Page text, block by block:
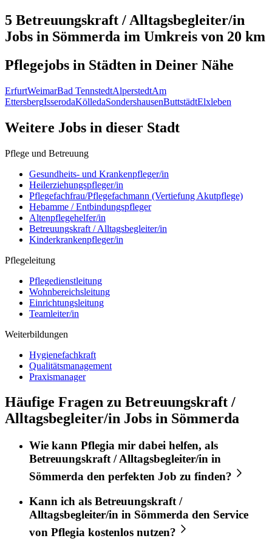
5 Betreuungskraft / Alltagsbegleiter/in
Jobs in Sömmerda im Umkreis von 20 km
Pflegejobs in Städten in Deiner Nähe
ErfurtWeimarBad TennstedtAlperstedtAm
EttersbergIsserodaKölledaSondershausenButtstädtElxleben
Weitere Jobs in dieser Stadt
Pflege und Betreuung
Gesundheits- und Krankenpfleger/in
Heilerziehungspfleger/in
Pflegefachfrau/Pflegefachmann (Vertiefung Akutpflege)
Hebamme / Entbindungspfleger
Altenpflegehelfer/in
Betreuungskraft / Alltagsbegleiter/in
Kinderkrankenpfleger/in
Pflegeleitung
Pflegedienstleitung
Wohnbereichsleitung
Einrichtungsleitung
Teamleiter/in
Weiterbildungen
Hygienefachkraft
Qualitätsmanagement
Praxismanager
Häufige Fragen zu Betreuungskraft /
Alltagsbegleiter/in Jobs in Sömmerda
Wie kann Pflegia mir dabei helfen, als
Betreuungskraft / Alltagsbegleiter/in in
Sömmerda den perfekten Job zu finden?
Kann ich als Betreuungskraft /
Alltagsbegleiter/in in Sömmerda den Service
von Pflegia kostenlos nutzen?